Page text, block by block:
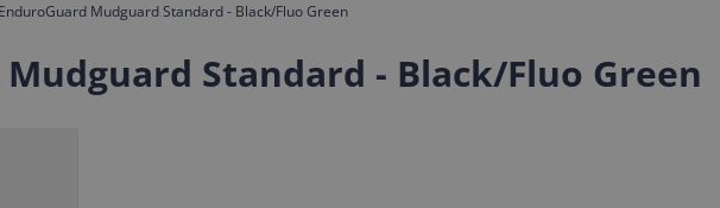
Er zijn geen categorieën gevonden.
EnduroGuard Mudguard Standard - Black/Fluo Green
Mudguard Standard - Black/Fluo Green